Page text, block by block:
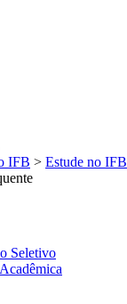
IFB > Estude no IFB
Seletivo